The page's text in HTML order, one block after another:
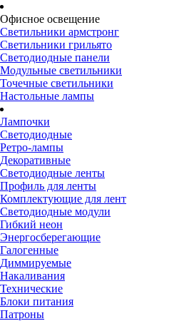
Офисное освещение
Светильники армстронг
Светильники грильято
Светодиодные панели
Модульные светильники
Точечные светильники
Настольные лампы
Лампочки
Светодиодные
Ретро-лампы
Декоративные
Светодиодные ленты
Профиль для ленты
Комплектующие для лент
Светодиодные модули
Гибкий неон
Энергосберегающие
Галогенные
Диммируемые
Накаливания
Технические
Блоки питания
Патроны